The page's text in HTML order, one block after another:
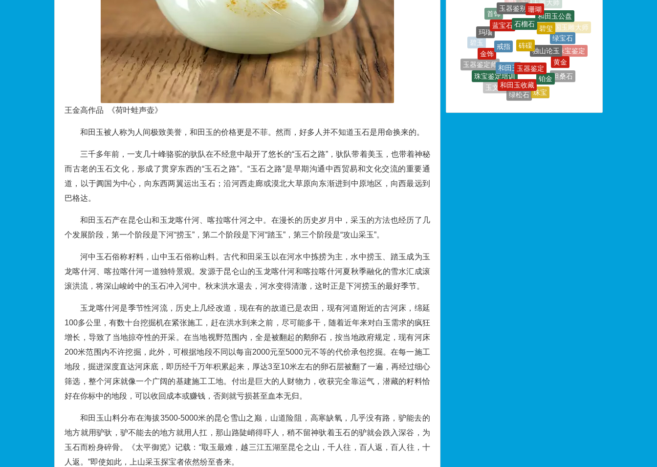
王金高作品 《荷叶蛙声壶》
和田玉被人称为人间极致美誉，和田玉的价格更是不菲。然而，好多人并不知道玉石是用命换来的。
三千多年前，一支几十峰骆驼的驮队在不经意中敲开了悠长的“玉石之路”，驮队带着美玉，也带着神秘
而古老的玉石文化，形成了贯穿东西的“玉石之路”。“玉石之路”是早期沟通中西贸易和文化交流的重要通
道，以于阗国为中心，向东西两翼运出玉石；沿河西走廊或漠北大草原向东渐进到中原地区，向西最远到
巴格达。
和田玉石产在昆仑山和玉龙喀什河、喀拉喀什河之中。在漫长的历史岁月中，采玉的方法也经历了几
个发展阶段，第一个阶段是下河“捞玉”，第二个阶段是下河“踏玉”，第三个阶段是“攻山采玉”。
河中玉石俗称籽料，山中玉石俗称山料。古代和田采玉以在河水中拣捞为主，水中捞玉、踏玉成为玉
龙喀什河、喀拉喀什河一道独特景观。发源于昆仑山的玉龙喀什河和喀拉喀什河夏秋季融化的雪水汇成滚
滚洪流，将深山峻岭中的玉石冲入河中。秋末洪水退去，河水变得清澈，这时正是下河捞玉的最好季节。
玉龙喀什河是季节性河流，历史上几经改道，现在有的故道已是农田，现有河道附近的古河床，绵延
100多公里，有数十台挖掘机在紧张施工，赶在洪水到来之前，尽可能多干，随着近年来对白玉需求的疯狂
增长，导致了当地掠夺性的开采。在当地视野范围内，全是被翻起的鹅卵石，按当地政府规定，现有河床
200米范围内不许挖掘，此外，可根据地段不同以每亩2000元至5000元不等的代价承包挖掘。在每一施工
地段，掘进深度直达河床底，即历经千万年积累起来，厚达3至10米左右的卵石层被翻了一遍，再经过细心
筛选，整个河床就像一个广阔的基建施工工地。付出是巨大的人财物力，收获完全靠运气，潜藏的籽料恰
好在你标中的地段，可以收回成本或赚钱，否则就亏损甚至血本无归。
和田玉山料分布在海拔3500-5000米的昆仑雪山之巅，山道险阻，高寒缺氧，几乎没有路，驴能去的
地方就用驴驮，驴不能去的地方就用人扛，那山路陡峭得吓人，稍不留神驮着玉石的驴就会跌入深谷，为
玉石而粉身碎骨。《太平御览》记载：“取玉最难，越三江五湖至昆仑之山，千人往，百人返，百人往，十
人返。”即使如此，上山采玉探宝者依然纷至沓来。
碧玉
玛瑙
蓝宝石
石榴石
碧玺
绿宝石
珠宝鉴定
钻戒
玉石鉴定师
玉雕大师
玉器鉴定师
金饰
戒指
砗磲
独山论玉
黄金
坦桑石
珠宝鉴定师
珠宝鉴定学校
玉石
玉文化
珠宝鉴定培训
和田玉玉器鉴定
铂金
珠宝
绿松石
和田玉收藏